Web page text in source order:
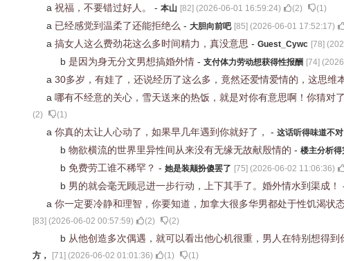
a 祝福，不要错过好人。 - 本山 [82] (2026-06-01 16:59:24) (2) (1)
a 已经感觉到温柔了还能拒绝么 - 大胆向前吧 [85] (2026-06-01 17:52:17)
a 搞女人这么费劲花这么多时间精力，真没意思 - Guest_Cywc [78] (
b 是因为身无分文男想搞婚外情 - 支付体力劳动想获得性报酬 [74] (
a 30多岁，有娃了，还说经历了这么多，竟然还爱情爱情的，这思维
a 哪有不经意的关心，雪天送来的热饭，就是对你有意思啊！你猜对
(2) (1)
a 你真的太让人心动了，如果早几年遇到你就好了， - 这话听得味道不对
b 物欲横流的世界里异性间从来没有无缘无故献殷情的 - 楼主分析得
b 免费劳工谁不稀罕？ - 她是装颠扮傻罢了 [75] (2026-06-02 11:06:36)
b 男的就会毫无顾忌进一步行动，上下其手了。婚外情水到渠成！
a 你一定要冷静和理智，你要知道，加拿大很多华男都处于性饥渴状
[83] (2026-06-02 00:57:59) (2) (2)
b 从他创造多次偶遇，就可以看出他心机很重，男人在特别想得
方，
[71] (2026-06-02 01:01:36) (1) (1)